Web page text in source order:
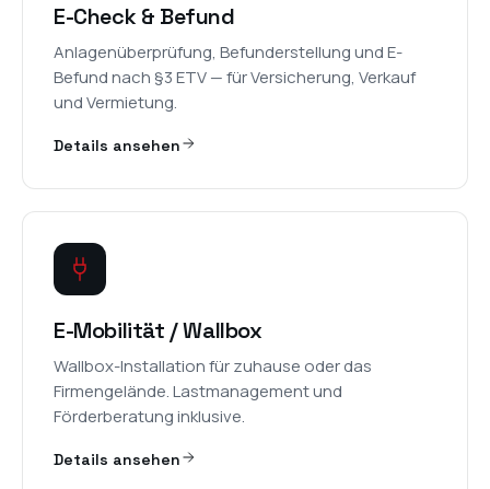
E-Check & Befund
Anlagenüberprüfung, Befunderstellung und E-
Befund nach §3 ETV — für Versicherung, Verkauf
und Vermietung.
Details ansehen
E-Mobilität / Wallbox
Wallbox-Installation für zuhause oder das
Firmengelände. Lastmanagement und
Förderberatung inklusive.
Details ansehen